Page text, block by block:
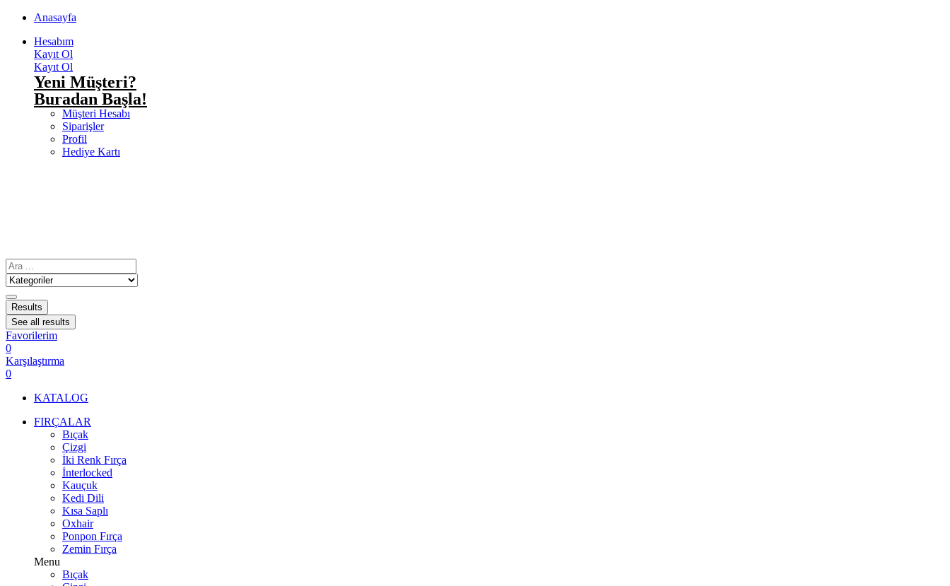
Anasayfa
Hesabım
Kayıt Ol
Kayıt Ol
Yeni Müşteri?
Buradan Başla!
Müşteri Hesabı
Siparişler
Profil
Hediye Kartı
Results
See all results
Favorilerim
0
Karşılaştırma
0
KATALOG
FIRÇALAR
Bıçak
Çizgi
İki Renk Fırça
İnterlocked
Kauçuk
Kedi Dili
Kısa Saplı
Oxhair
Ponpon Fırça
Zemin Fırça
Menu
Bıçak